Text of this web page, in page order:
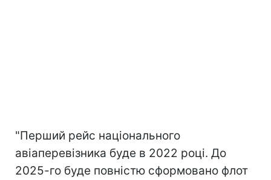
"Перший рейс національного
авіаперевізника буде в 2022 році. До
2025-го буде повністю сформовано флот